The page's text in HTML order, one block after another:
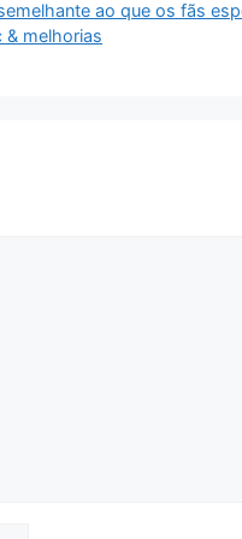
ao que os fãs
& melhorias